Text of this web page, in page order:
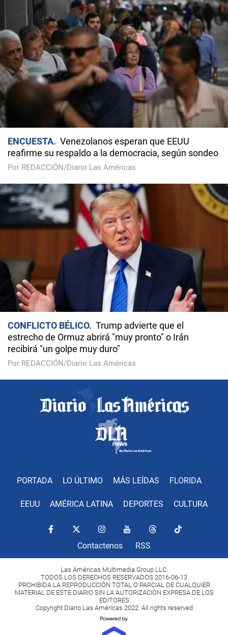
ENCUESTA
Venezolanos esperan que EEUU
reafirme su respaldo a la democracia, según sondeo
Por REDACCIÓN/Diario Las Américas
CONFLICTO BÉLICO
Trump advierte que el
estrecho de Ormuz abrirá "muy pronto" o Irán
recibirá "un golpe muy duro"
Por REDACCIÓN/Diario Las Américas
PORTADA LO ÚLTIMO MÁS LEÍDAS FLORIDA
EEUU AMÉRICA LATINA DEPORTES CULTURA
Contactenos RSS
Las Américas Multimedia Group LLC.
TODOS LOS DERECHOS RESERVADOS 2016-06-13
PROHIBIDA LA REPRODUCCIÓN TOTAL O PARCIAL DE CUALQUIER
MATERIAL DE ESTE DIARIO SIN LA AUTORIZACIÓN EXPRESA DE LOS
EDITORES
Copyright Diario Las Américas 2022. All rights reserved